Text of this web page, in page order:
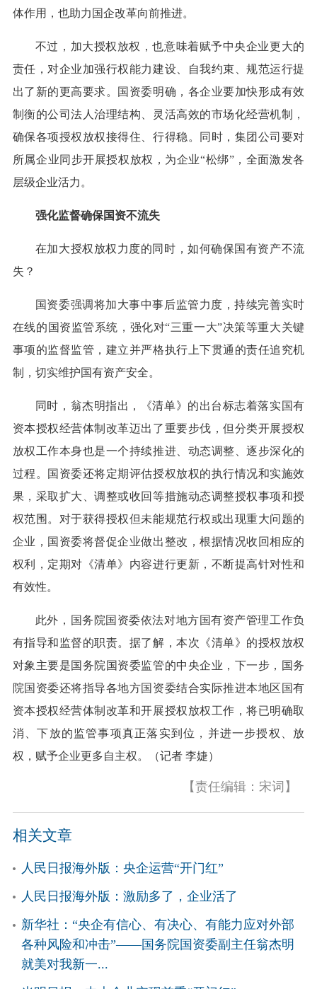
体作用，也助力国企改革向前推进。
不过，加大授权放权，也意味着赋予中央企业更大的
责任，对企业加强行权能力建设、自我约束、规范运行提
出了新的更高要求。国资委明确，各企业要加快形成有效
制衡的公司法人治理结构、灵活高效的市场化经营机制，
确保各项授权放权接得住、行得稳。同时，集团公司要对
所属企业同步开展授权放权，为企业“松绑”，全面激发各
层级企业活力。
强化监督确保国资不流失
在加大授权放权力度的同时，如何确保国有资产不流
失？
国资委强调将加大事中事后监管力度，持续完善实时
在线的国资监管系统，强化对“三重一大”决策等重大关键
事项的监督监管，建立并严格执行上下贯通的责任追究机
制，切实维护国有资产安全。
同时，翁杰明指出，《清单》的出台标志着落实国有
资本授权经营体制改革迈出了重要步伐，但分类开展授权
放权工作本身也是一个持续推进、动态调整、逐步深化的
过程。国资委还将定期评估授权放权的执行情况和实施效
果，采取扩大、调整或收回等措施动态调整授权事项和授
权范围。对于获得授权但未能规范行权或出现重大问题的
企业，国资委将督促企业做出整改，根据情况收回相应的
权利，定期对《清单》内容进行更新，不断提高针对性和
有效性。
此外，国务院国资委依法对地方国有资产管理工作负
有指导和监督的职责。据了解，本次《清单》的授权放权
对象主要是国务院国资委监管的中央企业，下一步，国务
院国资委还将指导各地方国资委结合实际推进本地区国有
资本授权经营体制改革和开展授权放权工作，将已明确取
消、下放的监管事项真正落实到位，并进一步授权、放
权，赋予企业更多自主权。（记者 李婕）
【责任编辑：宋词】
相关文章
人民日报海外版：央企运营“开门红”
人民日报海外版：激励多了，企业活了
新华社：“央企有信心、有决心、有能力应对外部
各种风险和冲击”——国务院国资委副主任翁杰明
就美对我新一...